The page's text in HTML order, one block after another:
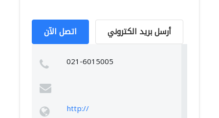
اتصل الآن أرسل بريد الكتروني
021-6015005
http://